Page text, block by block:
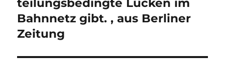
teilungsbedingte Lücken im
Bahnnetz gibt. , aus Berliner
Zeitung